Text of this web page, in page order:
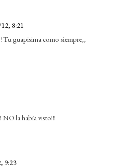
8:21
Tu guapisima como siempre,,
NO la había visto!!!
9:23